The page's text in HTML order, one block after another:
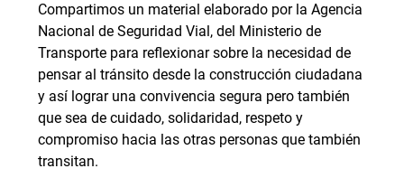
Compartimos un material elaborado por la Agencia
Nacional de Seguridad Vial, del Ministerio de
Transporte para reflexionar sobre la necesidad de
pensar al tránsito desde la construcción ciudadana
y así lograr una convivencia segura pero también
que sea de cuidado, solidaridad, respeto y
compromiso hacia las otras personas que también
transitan.